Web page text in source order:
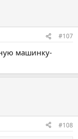
#107
машинку-
#108